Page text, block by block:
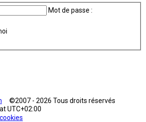
Mot de passe :
©2007 - 2026 Tous droits réservés
UTC+02:00